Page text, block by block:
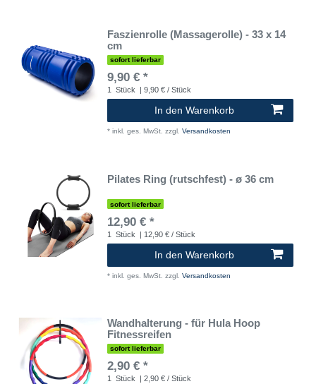
Faszienrolle (Massagerolle) - 33 x 14
cm
sofort lieferbar
9,90 € *
1 Stück | 9,90 € / Stück
In den Warenkorb
* inkl. ges. MwSt. zzgl. Versandkosten
Pilates Ring (rutschfest) - ø 36 cm
sofort lieferbar
12,90 € *
1 Stück | 12,90 € / Stück
In den Warenkorb
* inkl. ges. MwSt. zzgl. Versandkosten
Wandhalterung - für Hula Hoop
Fitnessreifen
sofort lieferbar
2,90 € *
1 Stück | 2,90 € / Stück